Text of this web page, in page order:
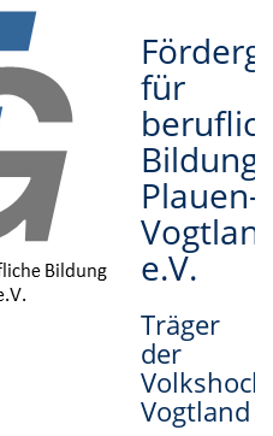
für
Bildung
Plauen-
e.V.
Träger
der
Vogtland